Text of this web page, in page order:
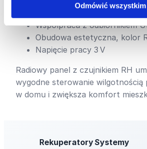
Odmówić wszystkim
Sygnalizacja LED filtrów i
Współpraca z odbiornikiem
Obudowa estetyczna, kolor
Napięcie pracy 3 V
Radiowy panel z czujnikiem RH
wygodne sterowanie wilgotnością
w domu i zwiększa komfort
RekuperatorySystemy